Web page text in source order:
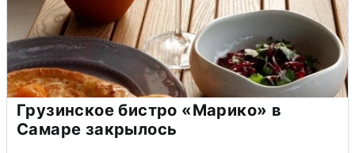
Грузинское бистро «Марико» в
Самаре закрылось